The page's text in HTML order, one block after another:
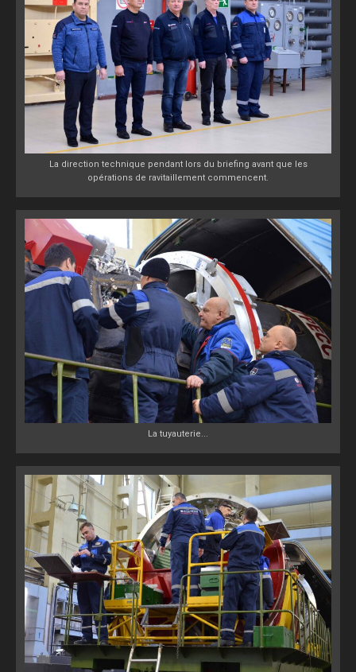
La direction technique pendant lors du briefing avant que les
opérations de ravitaillement commencent.
La tuyauterie...